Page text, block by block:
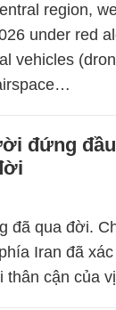
region,
under red
vehicles
đứng
đã qua đời.
Iran đã
thân cận của